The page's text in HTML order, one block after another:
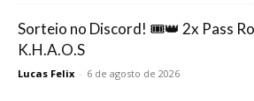
Sorteio no Discord! 🎟️👑 2x Pass
K.H.A.O.S
Lucas Felix - 6 de agosto de 2026